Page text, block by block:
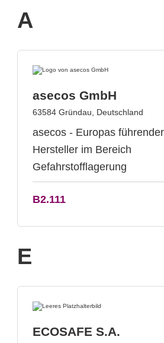
A
asecos GmbH
63584 Gründau, Deutschland
asecos - Europas führender
Hersteller im Bereich
Gefahrstofflagerung
B2.111
E
ECOSAFE S.A.